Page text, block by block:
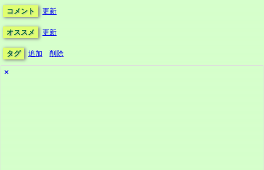
コメント 更新
オススメ 更新
タグ 追加 削除
✕